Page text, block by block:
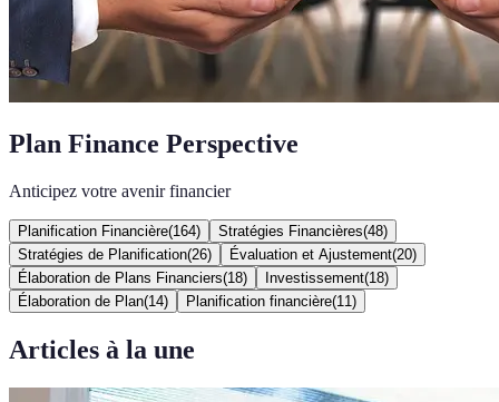
Plan Finance Perspective
Anticipez votre avenir financier
Planification Financière(164) Stratégies Financières(48)
Stratégies de Planification(26) Évaluation et Ajustement(20)
Élaboration de Plans Financiers(18) Investissement(18)
Élaboration de Plan(14) Planification financière(11 )
Articles à la une